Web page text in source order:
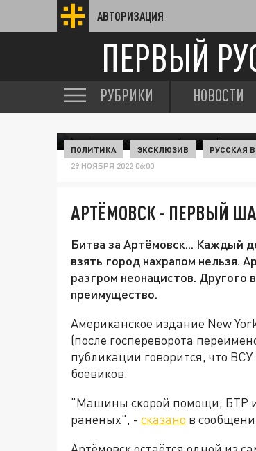
АВТОРИЗАЦИЯ
ПЕРВЫЙ
РУБРИКИ НОВОСТИ
ПОЛИТИКА ЭКСКЛЮЗИВ РУССКАЯ
29 НОЯБРЯ 2022 06:00
АРТЁМОВСК - ПЕРВЫЙ
Битва за Артёмовск... Каждый
взять город нахрапом нельзя.
разгром неонацистов. Другого
преимущество.
Американское издание New
(после госпереворота
публикации говорится, что
боевиков.
"Машины скорой помощи, БТР и
раненых", - сказано в